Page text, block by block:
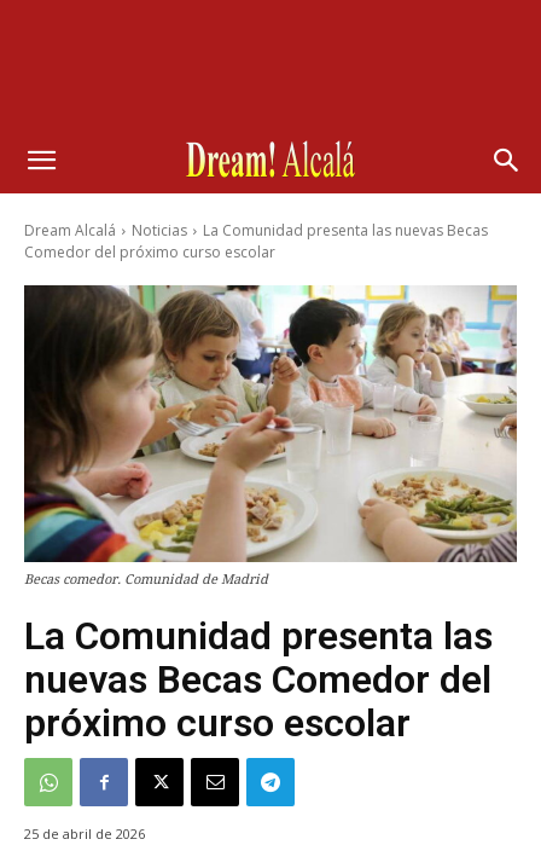
Dream Alcalá Noticias
La Comunidad presenta las nuevas Becas
Comedor del próximo curso escolar
Becas comedor. Comunidad de Madrid
La Comunidad presenta las
nuevas Becas Comedor del
próximo curso escolar
25 de abril de 2026